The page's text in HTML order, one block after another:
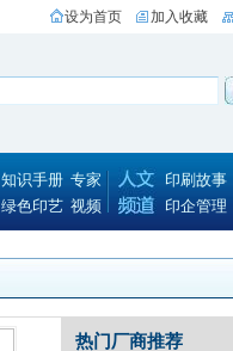
加入收藏
设为首页
知识手册 专家
绿色印艺 视频
印刷故事
印企管理
热门厂商推荐